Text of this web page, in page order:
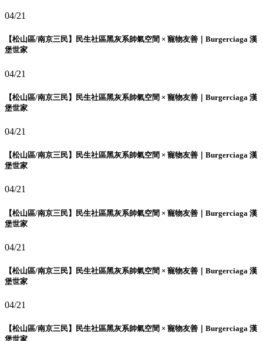
04/21
【松山區/南京三民】民生社區黑灰系帥氣空間 × 寵物友善｜Burgerciaga 漢
堡世家
04/21
【松山區/南京三民】民生社區黑灰系帥氣空間 × 寵物友善｜Burgerciaga 漢
堡世家
04/21
【松山區/南京三民】民生社區黑灰系帥氣空間 × 寵物友善｜Burgerciaga 漢
堡世家
04/21
【松山區/南京三民】民生社區黑灰系帥氣空間 × 寵物友善｜Burgerciaga 漢
堡世家
04/21
【松山區/南京三民】民生社區黑灰系帥氣空間 × 寵物友善｜Burgerciaga 漢
堡世家
04/21
【松山區/南京三民】民生社區黑灰系帥氣空間 × 寵物友善｜Burgerciaga 漢
堡世家